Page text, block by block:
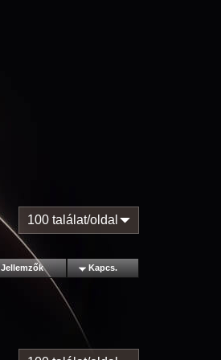
100 találat/oldal
Jellemzők Kapcs.